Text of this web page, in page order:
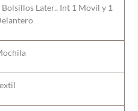
Bolsillos Later.. Int 1 Movil y 1